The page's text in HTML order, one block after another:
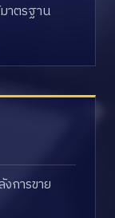
าตรฐาน
การขาย